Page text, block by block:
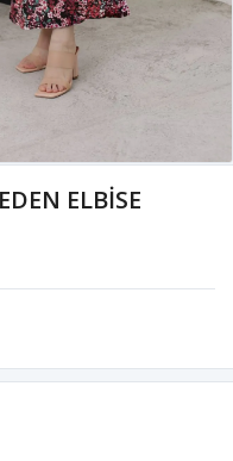
ELBİSE